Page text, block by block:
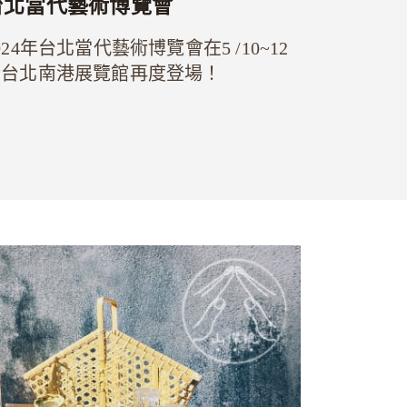
當代藝術博覽會
年台北當代藝術博覽會在5 /10~12
北南港展覽館再度登場！